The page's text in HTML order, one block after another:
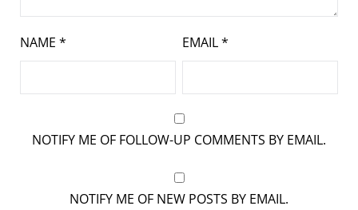
NAME * EMAIL*
NOTIFY ME OF FOLLOW-UP COMMENTS BY EMAIL.
NOTIFY ME OF NEW POSTS BY EMAIL.